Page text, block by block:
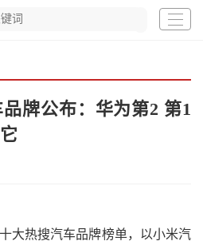
牌公布：华为第2 第1
热搜汽车品牌榜单，以小米汽